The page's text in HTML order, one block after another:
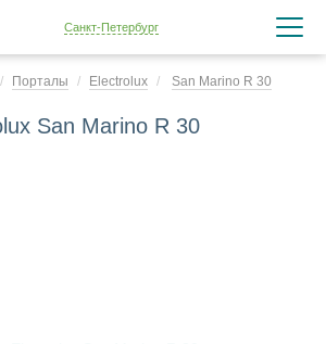
Санкт-Петербург
Порталы Electrolux San Marino R 30
San Marino R 30